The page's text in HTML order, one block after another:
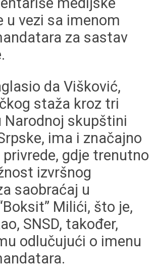
u vezi sa imenom
za sastav
da Višković,
staža kroz tri
Narodnoj skupštini
ima i značajno
gdje trenutno
izvršnog
saobraćaj u
Milići, što je,
SNSD, također,
odlučujući o imenu